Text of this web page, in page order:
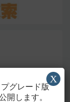
るローマ字
グレード版
開します。
X